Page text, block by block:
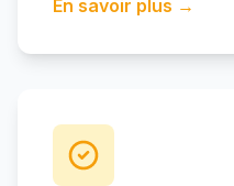
En savoir plus →